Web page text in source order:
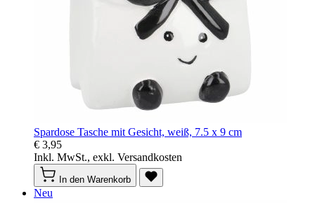
Spardose Tasche mit Gesicht, weiß, 7.5 x 9 cm
€ 3,95
Inkl. MwSt., exkl. Versandkosten
In den Warenkorb
Neu